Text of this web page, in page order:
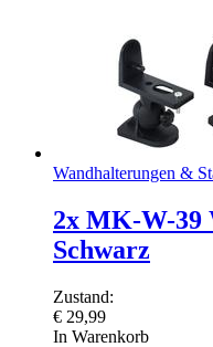
Wandhalterungen &
2x MK-W-39
Schwarz
Zustand:
€ 29,99
In Warenkorb